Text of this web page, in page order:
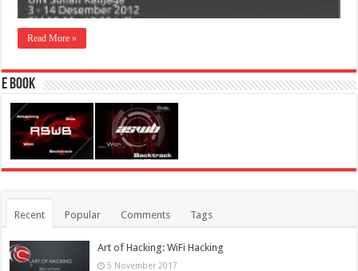
Read More »
E Book
Recent Popular Comments Tags
Art of Hacking: WiFi Hacking
5 November 2017